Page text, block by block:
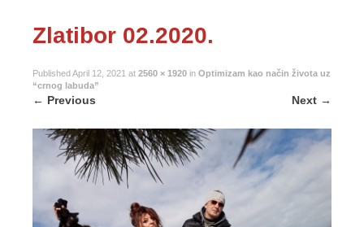
Zlatibor 02.2020.
PublishedApril 12, 2021 at 2560 × 1920 in Optimizam kao način života uz
“crnog labuda”
← Previous Next →